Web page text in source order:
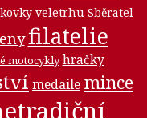
veletrhu Sběratel
filatelie
motocykly hračky
medaile mince